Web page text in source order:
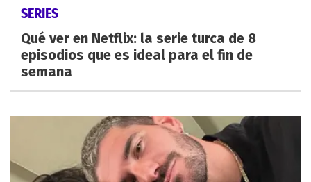
SERIES
Qué ver en Netflix: la serie turca de 8
episodios que es ideal para el fin de
semana